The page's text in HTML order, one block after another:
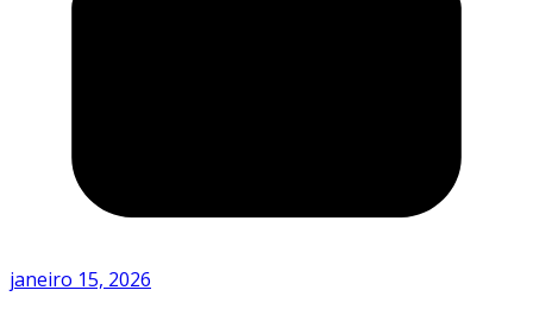
janeiro 15, 2026